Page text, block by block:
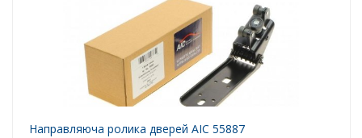
Направляюча ролика дверей AIC 55887